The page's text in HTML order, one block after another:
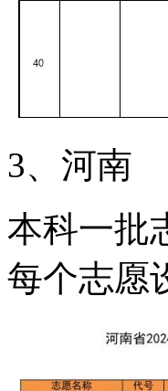
3、河南
本科一批
每个志愿